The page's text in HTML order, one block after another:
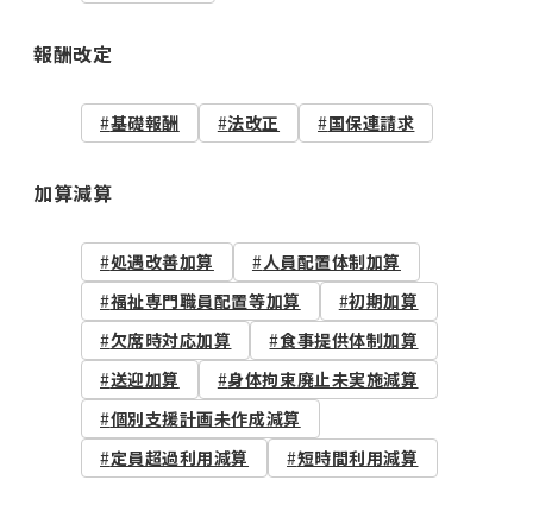
報酬改定
基礎報酬 法改正 国保連請求
加算減算
処遇改善加算
人員配置体制加算
福祉専門職員配置等加算
初期加算
欠席時対応加算
食事提供体制加算
送迎加算
身体拘束廃止未実施減算
個別支援計画未作成減算
定員超過利用減算
短時間利用減算